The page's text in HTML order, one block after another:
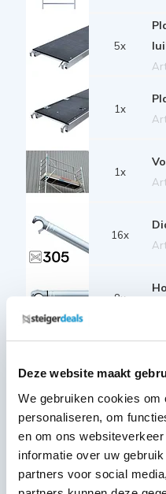
Deze website maakt
We gebruiken cookies
personaliseren, om
en om ons
informatie over uw
partners voor social
5x
1x
1x
16x
8x
1x
4x